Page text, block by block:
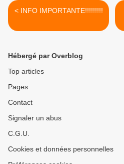
< INFO IMPORTANTE!!!!!!!!!
Hébergé par Overblog
Top articles
Pages
Contact
Signaler un abus
C.G.U.
Cookies et données personnelles